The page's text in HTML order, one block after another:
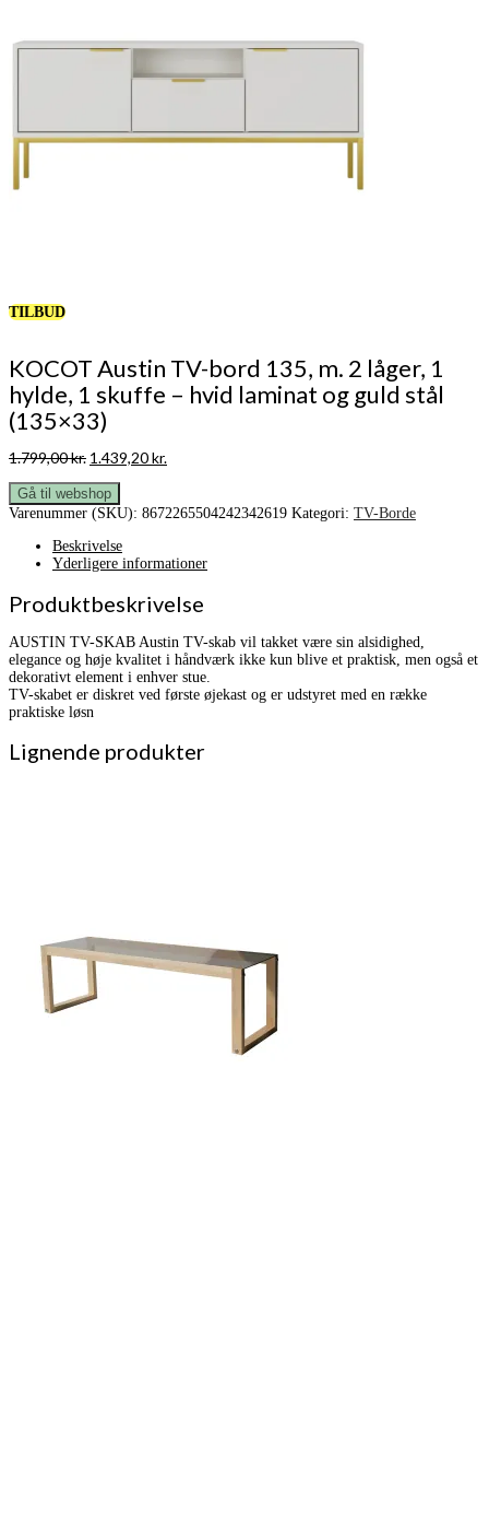
TILBUD
KOCOT Austin TV-bord 135, m. 2 låger, 1
hylde, 1 skuffe – hvid laminat og guld stål
(135×33)
1.799,00kr. Den
pris
var:
1.799,00 kr..
1.439,20kr.Den
er:
Gå til webshop
Varenummer (SKU): 8672265504242342619 Kategori: TV-Borde
Beskrivelse
Yderligere informationer
Produktbeskrivelse
AUSTIN TV-SKAB Austin TV-skab vil takket være sin alsidighed,
elegance og høje kvalitet i håndværk ikke kun blive et praktisk, men også et
dekorativt element i enhver stue.
TV-skabet er diskret ved første øjekast og er udstyret med en række
praktiske løsn
Lignende produkter